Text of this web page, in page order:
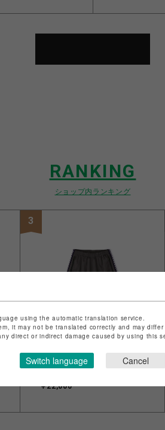
RANKING
ショップ内ランキング
3
NEEDLES/ニードルズ/26SS
LHP
SMOOTH
￥22,000
using the automatic translation service.
it may not be translated correctly and may
direct or indirect damage caused by using this
Switch language Cancel